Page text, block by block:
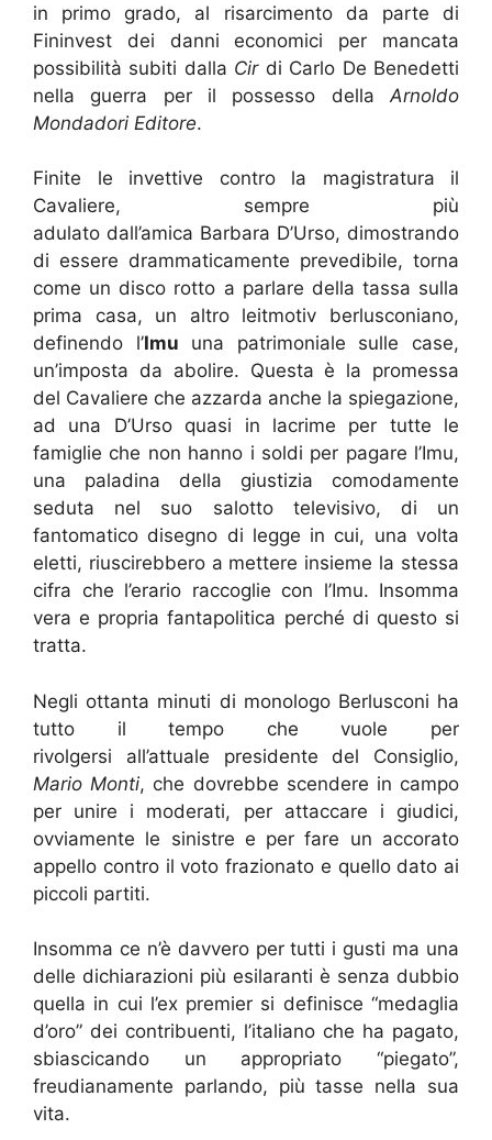
in primo grado, al risarcimento da parte di
Fininvest dei danni economici per mancata
possibilità subiti dalla Cirdi Carlo De Benedetti
nella guerra per il possesso della Arnoldo
Mondadori Editore.
Finite le invettive contro la magistratura il
Cavaliere, sempre più
adulato dall’amica Barbara D’Urso, dimostrando
di essere drammaticamente prevedibile, torna
come un disco rotto a parlare della tassa sulla
prima casa, un altro leitmotiv berlusconiano,
definendo l’Imu una patrimoniale sulle case,
un’imposta da abolire. Questa è la promessa
del Cavaliere che azzarda anche la spiegazione,
ad una D’Urso quasi in lacrime per tutte le
famiglie che non hanno i soldi per pagare l’Imu,
una paladina della giustizia comodamente
seduta nel suo salotto televisivo, di un
fantomatico disegno di legge in cui, una volta
eletti, riuscirebbero a mettere insieme la stessa
cifra che l’erario raccoglie con l’Imu. Insomma
vera e propria fantapolitica perché di questo si
tratta.
Negli ottanta minuti di monologo Berlusconi ha
tutto il tempo che vuole per
rivolgersi all’attuale presidente del Consiglio,
Mario Monti, che dovrebbe scendere in campo
per unire i moderati, per attaccare i giudici,
ovviamente le sinistre e per fare un accorato
appello contro il voto frazionato e quello dato ai
piccoli partiti.
Insomma ce n’è davvero per tutti i gusti ma una
delle dichiarazioni più esilaranti è senza dubbio
quella in cui l’ex premier si definisce “medaglia
d’oro” dei contribuenti, l’italiano che ha pagato,
sbiascicando un appropriato “piegato”,
freudianamente parlando, più tasse nella sua
vita.